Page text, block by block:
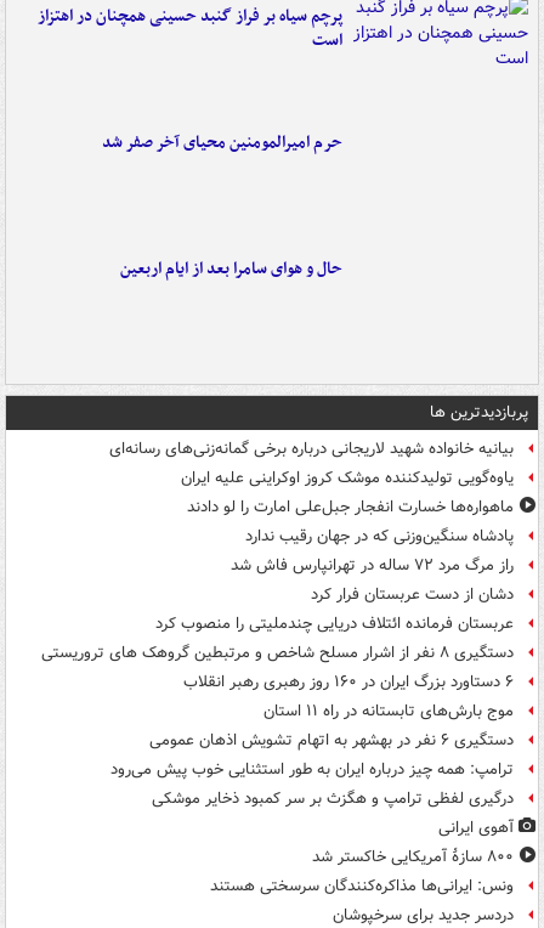
پرچم سیاه بر فراز گنبد حسینی همچنان در اهتزاز
است
حرم امیرالمومنین محیای آخر صفر شد
حال و هوای سامرا بعد از ایام اربعین
پربازدیدترین ها
بیانیه خانواده شهید لاریجانی درباره برخی گمانه‌زنی‌های رسانه‌ای
یاوه‌گویی تولیدکننده موشک کروز اوکراینی علیه ایران
ماهواره‌ها خسارت انفجار جبل‌علی امارت را لو دادند
پادشاه سنگین‌وزنی که در جهان رقیب ندارد
راز مرگ مرد ۷۲ ساله در تهرانپارس فاش شد
دشان از دست عربستان فرار کرد
عربستان فرمانده ائتلاف دریایی چندملیتی را منصوب کرد
دستگیری ۸ نفر از اشرار مسلح شاخص و مرتبطین گروهک های تروریستی
۶ دستاورد بزرگ ایران در ۱۶۰ روز رهبری رهبر انقلاب
موج بارش‌های تابستانه در راه ۱۱ استان
دستگیری ۶ نفر در بهشهر به اتهام تشویش اذهان عمومی
ترامپ: همه چیز درباره ایران به طور استثنایی خوب پیش می‌رود
درگیری لفظی ترامپ و هگزث بر سر کمبود ذخایر موشکی
آهوی ایرانی
۸۰۰ سازۀ آمریکایی خاکستر شد
ونس: ایرانی‌ها مذاکره‌کنندگان سرسختی هستند
دردسر جدید برای سرخپوشان